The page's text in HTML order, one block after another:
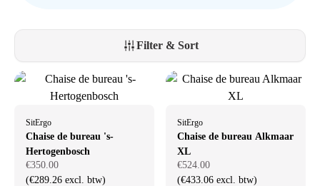
Filter & Sort
SitErgo
Chaise de bureau 's-
Hertogenbosch
€350.00
(€289.26 excl. btw)
SitErgo
Chaise de bureau Alkmaar
XL
€524.00
(€433.06 excl. btw)